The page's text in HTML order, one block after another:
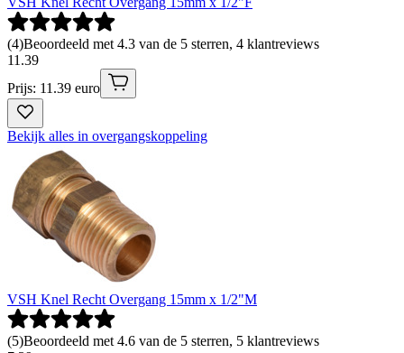
(4)Beoordeeld met 4.3 van de 5 sterren, 4 klantreviews
11 .39
Prijs: 11.39 euro
Bekijk alles in overgangskoppeling
VSH Knel Recht Overgang 15mm x 1/2"M
(5)Beoordeeld met 4.6 van de 5 sterren, 5 klantreviews